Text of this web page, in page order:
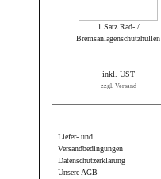
1 Satz Rad- /
Bremsanlagenschutzhüllen
inkl. UST
zzgl. Versand
Liefer- und
Versandbedingungen
Datenschutzerklärung
Unsere AGB